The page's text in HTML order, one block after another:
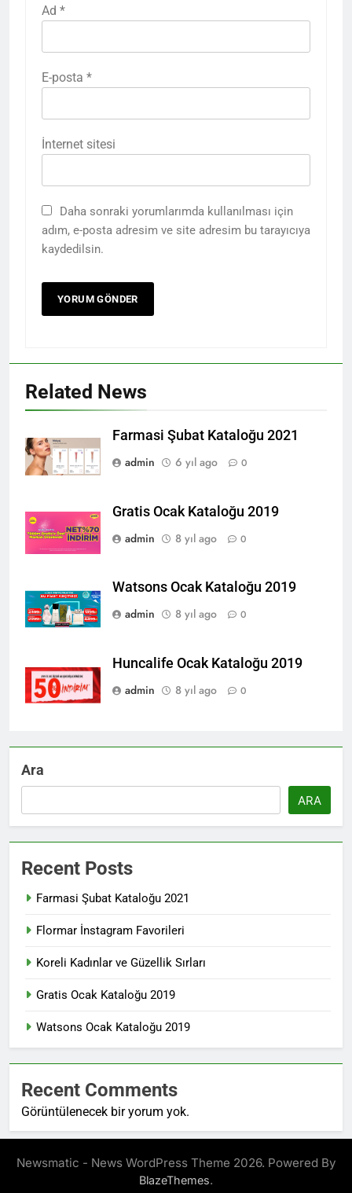
Ad *
E-posta *
İnternet sitesi
Daha sonraki yorumlarımda kullanılması için
adım, e-posta adresim ve site adresim bu tarayıcıya
kaydedilsin.
Related News
Farmasi Şubat Kataloğu 2021
admin
6 yıl ago 0
Gratis Ocak Kataloğu 2019
admin
8 yıl ago 0
Watsons Ocak Kataloğu 2019
admin
8 yıl ago 0
Huncalife Ocak Kataloğu 2019
admin
8 yıl ago 0
Ara
ARA
Recent Posts
Farmasi Şubat Kataloğu 2021
Flormar İnstagram Favorileri
Koreli Kadınlar ve Güzellik Sırları
Gratis Ocak Kataloğu 2019
Watsons Ocak Kataloğu 2019
Recent Comments
Görüntülenecek bir yorum yok.
Newsmatic - News WordPress Theme 2026. Powered By
BlazeThemes.